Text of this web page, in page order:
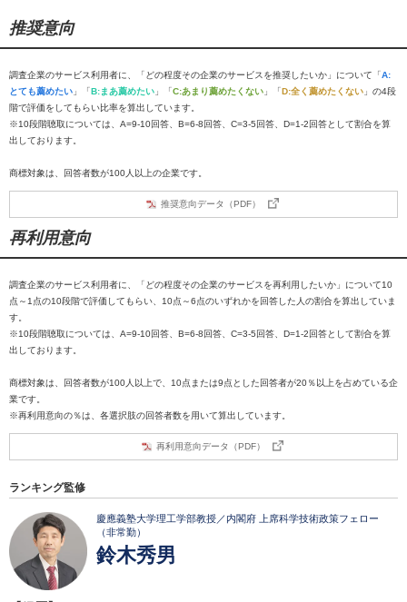
推奨意向
調査企業のサービス利用者に、「どの程度その企業のサービスを推奨したいか」について「A:
とても薦めたい 」「B:まあ薦めたい 」「C:あまり薦めたくない 」「D:全く薦めたくない 」の4段
階で評価をしてもらい比率を算出しています。
※10段階聴取については、A=9-10回答、B=6-8回答、C=3-5回答、D=1-2回答として割合を算
出しております。
商標対象は、回答者数が100人以上の企業です。
推奨意向データ（PDF）
再利用意向
調査企業のサービス利用者に、「どの程度その企業のサービスを再利用したいか」について10
点～1点の10段階で評価してもらい、10点～6点のいずれかを回答した人の割合を算出していま
す。
※10段階聴取については、A=9-10回答、B=6-8回答、C=3-5回答、D=1-2回答として割合を算
出しております。
商標対象は、回答者数が100人以上で、10点または9点とした回答者が20％以上を占めている企
業です。
※再利用意向の％は、各選択肢の回答者数を用いて算出しています。
再利用意向データ（PDF）
ランキング監修
慶應義塾大学理工学部教授／内閣府 上席科学技術政策フェロー
（非常勤）
鈴木秀男